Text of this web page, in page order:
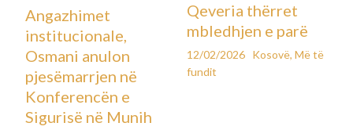
Angazhimet
institucionale,
Osmani anulon
pjesëmarrjen në
Konferencën e
Sigurisë në Munih
Qeveria thërret
mbledhjen e parë
12/02/2026 Kosovë, Më të
fundit